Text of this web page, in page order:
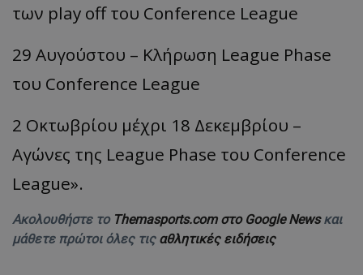
των play off του Conference League
29 Αυγούστου – Κλήρωση League Phase
του Conference League
2 Οκτωβρίου μέχρι 18 Δεκεμβρίου –
Αγώνες της League Phase του Conference
League».
Ακολουθήστε το Themasports.com στο Google Newsκαι
μάθετε πρώτοι όλες τις αθλητικές ειδήσεις